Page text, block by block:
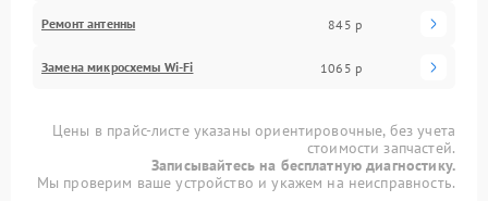
Ремонт антенны 845 р
Замена микросхемы Wi-Fi 1065 р
Цены в прайс-листе указаны ориентировочные, без учета
стоимости запчастей.
Записывайтесь на бесплатную диагностику.
Мы проверим ваше устройство и укажем на неисправность.